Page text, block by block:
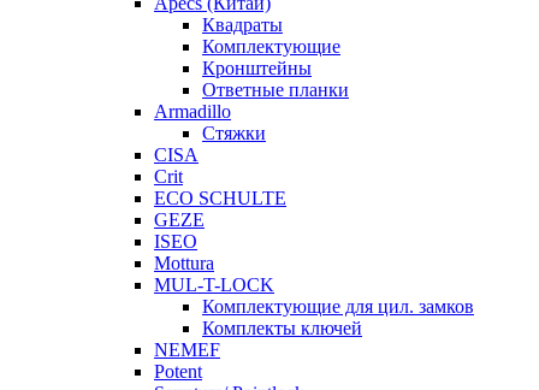
Квадраты
Комплектующие
Кронштейны
Ответные планки
Armadillo
Стяжки
CISA
Crit
ECO SCHULTE
GEZE
ISEO
Mottura
MUL-T-LOCK
Комплектующие для цил. замков
Комплекты ключей
NEMEF
Potent